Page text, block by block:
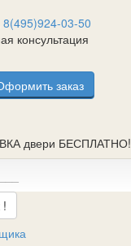
8(495)924-03-50
консультация
заказ
двери БЕСПЛАТНО!
Купить в 1 клик !